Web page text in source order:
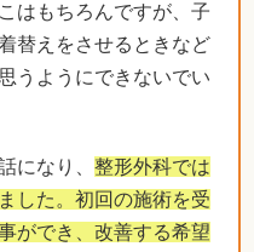
はもちろんですが、子
替えをさせるときなど
うようにできないでい
になり、 整形外科では
した。初回の施術を受
ができ、改善する希望